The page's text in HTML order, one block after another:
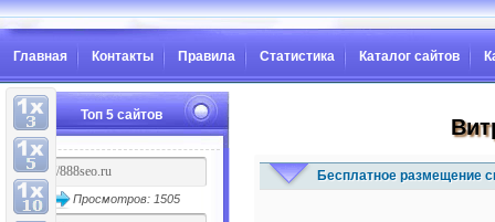
Главная Контакты Правила Статистика Каталог сайтов
Топ 5 сайтов
Просмотров: 1505
Бесплатное размещение